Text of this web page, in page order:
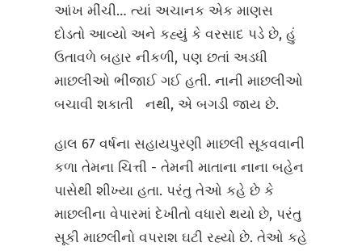
આંખ મીંચી… ત્યાં અચાનક એક માણસ
દોડતો આવ્યો અને કહ્યું કે વરસાદ પડે છે, હું
ઉતાવળે બહાર નીકળી, પણ છતાં અડધી
માછલીઓ ભીંજાઈ ગઈ હતી. નાની માછલીઓ
બચાવી શકાતી નથી, એ બગડી જાય છે.
હાલ 67 વર્ષના સહાયપુરણી માછલી સૂકવવાની
કળા તેમના ચિત્તી - તેમની માતાના નાના બહેન
પાસેથી શીખ્યા હતા. પરંતુ તેઓ કહે છે કે
માછલીના વેપારમાં દેખીતો વધારો થયો છે, પરંતુ
સૂકી માછલીનો વપરાશ ઘટી રહ્યો છે. તેઓ કહે